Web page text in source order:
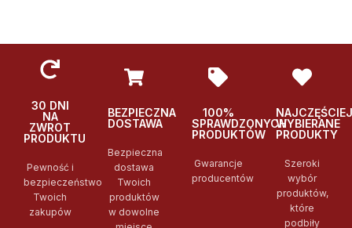
30 DNI
NA
ZWROT
PRODUKTU
Pewność i
bezpieczeństwo
Twoich
zakupów
BEZPIECZNA
DOSTAWA
Bezpieczna
dostawa
Twoich
produktów
w dowolne
100%
SPRAWDZONYCH
PRODUKTÓW
Gwarancje
producentów
NAJCZĘŚCIEJ
WYBIERANE
PRODUKTY
Szeroki
wybór
produktów,
które
podbiły